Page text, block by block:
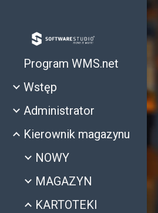
Program WMS.net
Wstęp
Administrator
Kierownik magazynu
NOWY
MAGAZYN
KARTOTEKI